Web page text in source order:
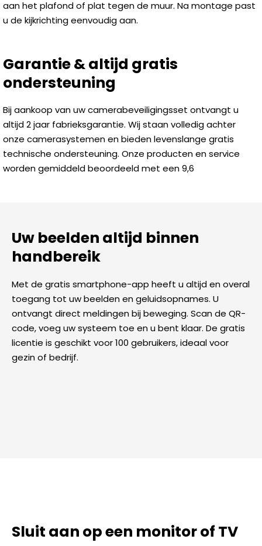
aan het plafond of plat tegen de muur. Na montage past
u de kijkrichting eenvoudig aan.
Garantie & altijd gratis
ondersteuning
Bij aankoop van uw camerabeveiligingsset ontvangt u
altijd 2 jaar fabrieksgarantie. Wij staan volledig achter
onze camerasystemen en bieden levenslange gratis
technische ondersteuning. Onze producten en service
worden gemiddeld beoordeeld met een 9,6
Uw beelden altijd binnen
handbereik
Met de gratis smartphone-app heeft u altijd en overal
toegang tot uw beelden en geluidsopnames. U
ontvangt direct meldingen bij beweging. Scan de QR-
code, voeg uw systeem toe en u bent klaar. De gratis
licentie is geschikt voor 100 gebruikers, ideaal voor
gezin of bedrijf.
Sluit aan op een monitor of TV